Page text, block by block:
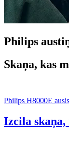
Philips
Skaņa, kas
Philips H8000E
Izcila